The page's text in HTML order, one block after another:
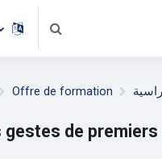
تبديل
Offre de formation
gestes de